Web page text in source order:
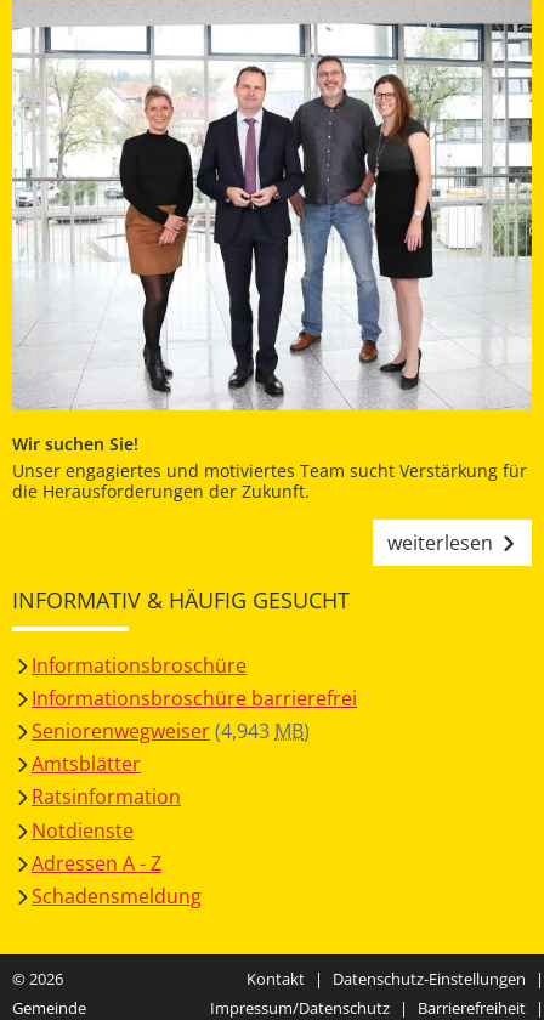
Wir suchen Sie!
Unser engagiertes und motiviertes Team sucht Verstärkung für
die Herausforderungen der Zukunft.
weiterlesen
INFORMATIV & HÄUFIG GESUCHT
Informationsbroschüre
Informationsbroschüre barrierefrei
Seniorenwegweiser(4,943 MB)
Amtsblätter
Ratsinformation
Notdienste
Adressen A - Z
Schadensmeldung
© 2026
Gemeinde
Kontakt | Datenschutz-Einstellungen
|
Impressum/Datenschutz
| Barrierefreiheit |